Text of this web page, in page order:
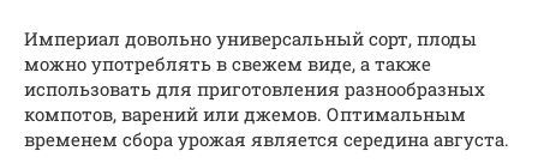
Империал довольно универсальный сорт, плоды
можно употреблять в свежем виде, а также
использовать для приготовления разнообразных
компотов, варений или джемов. Оптимальным
временем сбора урожая является середина августа.